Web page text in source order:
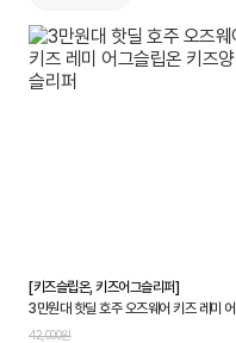
퍼
품[키즈슬립온, 키즈어그슬리퍼]
3만원대 핫딜 호주 오즈웨어 키즈 레미
립온키즈양털슬리퍼
42,000원